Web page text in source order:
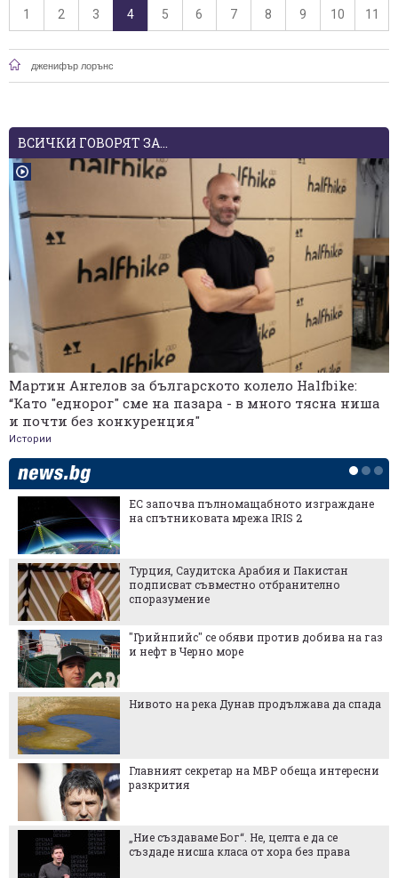
1 2 3 4 5 6 7 8 9 10 11
дженифър лорънс
ВСИЧКИ ГОВОРЯТ ЗА...
Мартин Ангелов за българското колело Halfbike:
“Като "еднорог" сме на пазара - в много тясна ниша
и почти без конкуренция"
Истории
ЕС започва пълномащабното изграждане
на спътниковата мрежа IRIS 2
Турция, Саудитска Арабия и Пакистан
подписват съвместно отбранително
споразумение
"Грийнпийс" се обяви против добива на газ
и нефт в Черно море
Нивото на река Дунав продължава да спада
Главният секретар на МВР обеща интересни
разкрития
„Ние създаваме Бог“. Не, целта е да се
създаде нисша класа от хора без права